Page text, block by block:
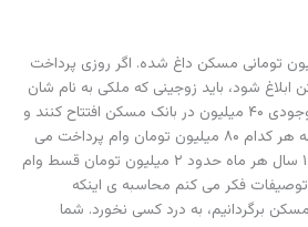
بحث وام ۱۶۰ میلیون تومانی مسکن داغ شده. اگر روزی پرداخت
شود، باید زوجینی که ملکی به نام شان
نباشد هر کدام حسابی با موجودی ۴۰ میلیون در بانک مسکن افتتاح کنند و
پس از گذشت زمان انتظار، به هر کدام ۸۰ میلیون تومان وام پرداخت می
شود و پس از آن به مدت ۱۲ سال هر ماه حدود ۲ میلیون تومان قسط وام
توصیفات فکر می کنم محاسبه ی اینکه
برگردانیم، به درد کسی نخورد. شما